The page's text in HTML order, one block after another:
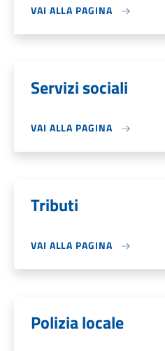
VAI ALLA PAGINA
Servizi sociali
VAI ALLA PAGINA
Tributi
VAI ALLA PAGINA
Polizia locale